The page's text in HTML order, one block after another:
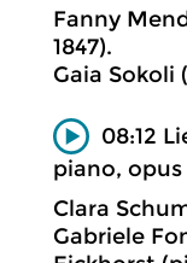
Fanny
1847).
Gaia Sokoli
08:12
piano, opus
Clara
Gabriele